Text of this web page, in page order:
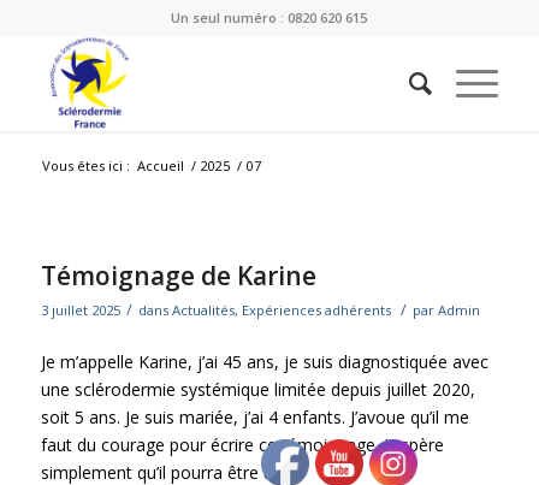
Un seul numéro : 0820 620 615
Vous êtes ici : Accueil / 2025 / 07
Témoignage de Karine
3 juillet 2025 / dans Actualités, Expériences adhérents / par Admin
Je m’appelle Karine, j’ai 45 ans, je suis diagnostiquée avec
une sclérodermie systémique limitée depuis juillet 2020,
soit 5 ans. Je suis mariée, j’ai 4 enfants. J’avoue qu’il me
faut du courage pour écrire ce témoignage. J’espère
simplement qu’il pourra être utile.